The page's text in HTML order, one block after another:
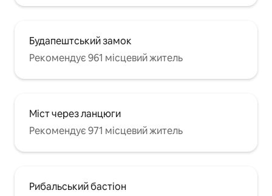
Будапештський замок
Рекомендує 961 місцевий житель
Міст через ланцюги
Рекомендує 971 місцевий житель
Рибальський бастіон